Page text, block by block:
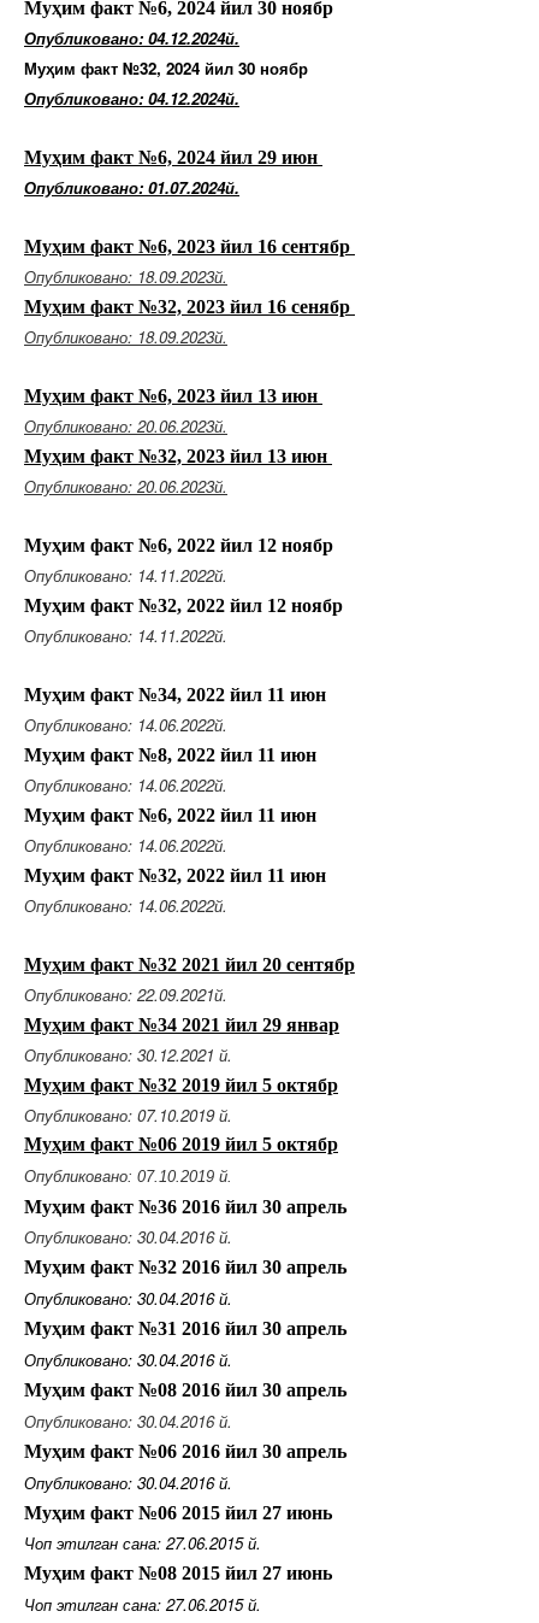
Муҳим факт №6, 2024 йил 30 ноябр
Опубликовано: 04.12.2024й.
Муҳим факт №32, 2024 йил 30 ноябр
Опубликовано: 04.12.2024й.
Муҳим факт №6, 2024 йил 29 июн
Опубликовано: 01.07.2024й.
Муҳим факт №6, 2023 йил 16 сентябр
Опубликовано: 18.09.2023й.
Муҳим факт №32, 2023 йил 16 сенябр
Опубликовано: 18.09.2023й.
Муҳим факт №6, 2023 йил 13 июн
Опубликовано: 20.06.2023й.
Муҳим факт №32, 2023 йил 13 июн
Опубликовано: 20.06.2023й.
Муҳим факт №6, 2022 йил 12 ноябр
Опубликовано: 14.11.2022й.
Муҳим факт №32, 2022 йил 12 ноябр
Опубликовано: 14.11.2022й.
Муҳим факт №34, 2022 йил 11 июн
Опубликовано: 14.06.2022й.
Муҳим факт №8, 2022 йил 11 июн
Опубликовано: 14.06.2022й.
Муҳим факт №6, 2022 йил 11 июн
Опубликовано: 14.06.2022й.
Муҳим факт №32, 2022 йил 11 июн
Опубликовано: 14.06.2022й.
Муҳим факт №32 2021 йил 20 сентябр
Опубликовано: 22.09.2021й.
Муҳим факт №34 2021 йил 29 январ
Опубликовано: 30.12.2021 й.
Муҳим факт №32 2019 йил 5 октябр
Опубликовано: 07.10.2019 й.
Муҳим факт №06 2019 йил 5 октябр
Опубликовано: 07.10.2019 й.
Муҳим факт №36 2016 йил 30 апрель
Опубликовано: 30.04.2016 й.
Муҳим факт №32 2016 йил 30 апрель
Опубликовано: 30.04.2016 й.
Муҳим факт №31 2016 йил 30 апрель
Опубликовано: 30.04.2016 й.
Муҳим факт №08 2016 йил 30 апрель
Опубликовано: 30.04.2016 й.
Муҳим факт №06 2016 йил 30 апрель
Опубликовано: 30.04.2016 й.
Муҳим факт №06 2015 йил 27 июнь
Чоп этилган сана: 27.06.2015 й.
Муҳим факт №08 2015 йил 27 июнь
Чоп этилган сана: 27.06.2015 й.